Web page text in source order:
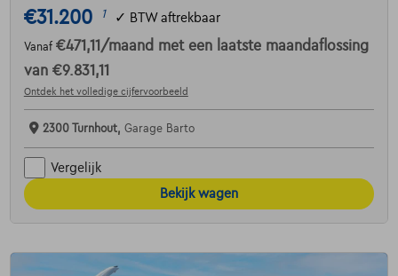
€31.200 1 ✓ BTW aftrekbaar
Vanaf €471,11 /maand met een laatste maandaflossing
van €9.831,11
Ontdek het volledige cijfervoorbeeld
2300 Turnhout, Garage Barto
Vergelijk
Bekijk wagen